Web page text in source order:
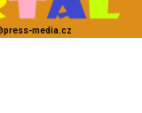
media.cz